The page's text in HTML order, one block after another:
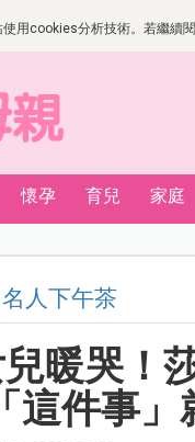
用cookies分析技術。若繼續
懷孕 育兒 家庭
名人下午茶
暖哭！
這件事」